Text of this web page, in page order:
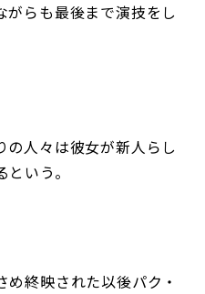
がらも最後まで演技をし
の人々は彼女が新人らし
いう。
め終映された以後パク・